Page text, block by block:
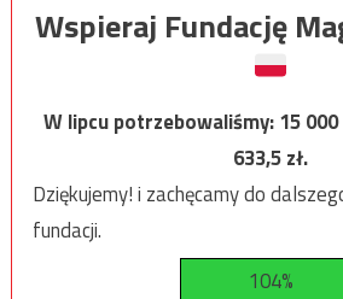
Wspieraj Fundację
W lipcu potrzebowaliśmy:15 000
633,5zł.
Dziękujemy! i zachęcamy do
fundacji.
104%